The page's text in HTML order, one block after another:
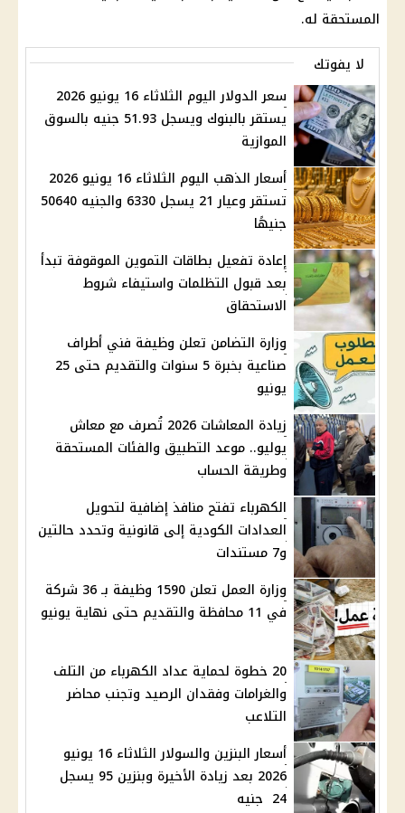
المستحقة له.
لا يفوتك
سعر الدولار اليوم الثلاثاء 16 يونيو 2026
يستقر بالبنوك ويسجل 51.93 جنيه بالسوق
الموازية
أسعار الذهب اليوم الثلاثاء 16 يونيو 2026
تستقر وعيار 21 يسجل 6330 والجنيه 50640
جنيهًا
إعادة تفعيل بطاقات التموين الموقوفة تبدأ
بعد قبول التظلمات واستيفاء شروط
الاستحقاق
وزارة التضامن تعلن وظيفة فني أطراف
صناعية بخبرة 5 سنوات والتقديم حتى 25
يونيو
زيادة المعاشات 2026 تُصرف مع معاش
يوليو.. موعد التطبيق والفئات المستحقة
وطريقة الحساب
الكهرباء تفتح منافذ إضافية لتحويل
العدادات الكودية إلى قانونية وتحدد حالتين
و7 مستندات
وزارة العمل تعلن 1590 وظيفة بـ 36 شركة
في 11 محافظة والتقديم حتى نهاية يونيو
20 خطوة لحماية عداد الكهرباء من التلف
والغرامات وفقدان الرصيد وتجنب محاضر
التلاعب
أسعار البنزين والسولار الثلاثاء 16 يونيو
2026 بعد زيادة الأخيرة وبنزين 95 يسجل
24 جنيه